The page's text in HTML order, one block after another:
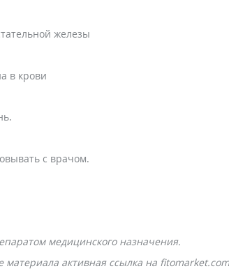
железы
в крови
с врачом.
медицинского назначения.
активная ссылка на